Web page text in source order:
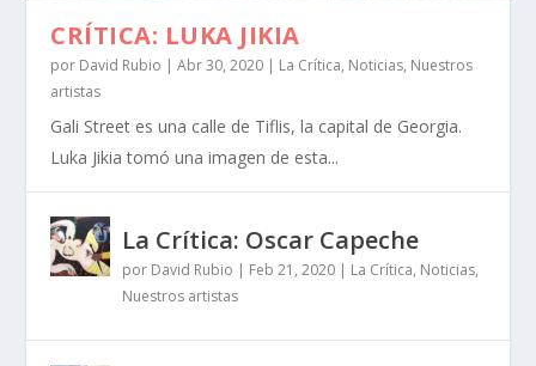
CRÍTICA: LUKA JIKIA
por David Rubio |Abr 30, 2020 | La Crítica, Noticias, Nuestros
artistas
Gali Street es una calle de Tiflis, la capital de Georgia.
Luka Jikia tomó una imagen de esta...
La Crítica: Oscar Capeche
por David Rubio | Feb 21, 2020 | La Crítica, Noticias,
Nuestros artistas